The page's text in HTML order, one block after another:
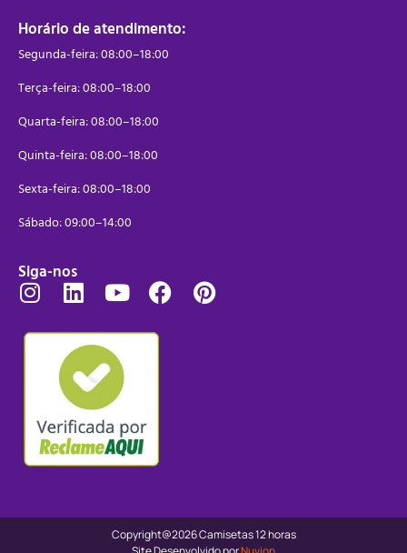
Horário de atendimento:
Segunda-feira: 08:00–18:00
Terça-feira: 08:00–18:00
Quarta-feira: 08:00–18:00
Quinta-feira: 08:00–18:00
Sexta-feira: 08:00–18:00
Sábado: 09:00–14:00
Siga-nos
Copyright@2026 Camisetas 12 horas